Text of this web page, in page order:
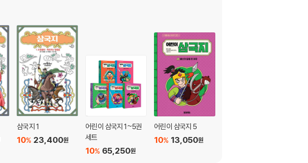
삼국지 1
23,400원
10%
어린이 삼국지 1~5권
세트
65,250원
10%
어린이 삼국지 5
13,050원
10%